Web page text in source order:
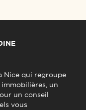
Nice qui regroupe
un
un conseil
vous